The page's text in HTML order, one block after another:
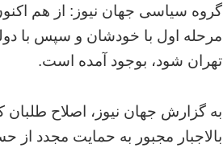
گروه سیاسی جهان نیوز: از هم
مرحله اول با خودشان و سپس با
تهران شود، بوجود آمده است.
به گزارش جهان نیوز، اصلاح طلبان
بالاجبار مجبور به حمایت مجدد